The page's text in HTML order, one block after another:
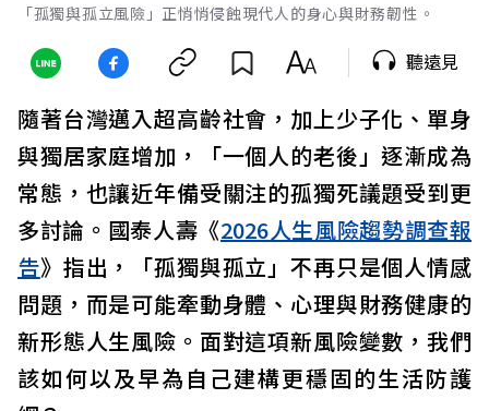
「孤獨與孤立風險」正悄悄侵蝕現代人的身心與財務韌性。
聽遠見
隨著台灣邁入超高齡社會，加上少子化、單身
與獨居家庭增加，「一個人的老後」逐漸成為
常態，也讓近年備受關注的孤獨死議題受到更
多討論。國泰人壽《2026人生風險趨勢調查報
告》指出，「孤獨與孤立」不再只是個人情感
問題，而是可能牽動身體、心理與財務健康的
新形態人生風險。面對這項新風險變數，我們
該如何以及早為自己建構更穩固的生活防護